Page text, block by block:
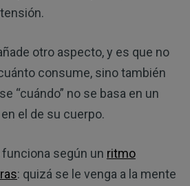
otro aspecto, y es que no
consume, sino también
“cuándo” no se basa en un
el de su cuerpo.
funciona según un ritmo
: quizá se le venga a la mente